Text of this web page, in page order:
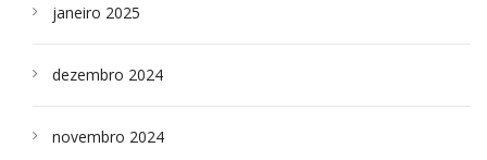
janeiro 2025
dezembro 2024
novembro 2024